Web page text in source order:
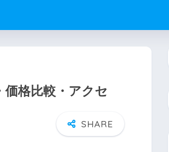
格比較・アクセ